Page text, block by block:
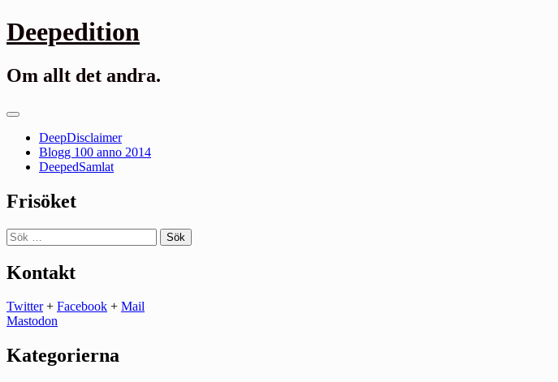
Gå
till
Deepedition
Om allt det andra.
Primär
DeepDisclaimer
Blogg 100 anno 2014
DeepedSamlat
Frisöket
Sök
efter:
Kontakt
Twitter+ Facebook + Mail
Mastodon
Kategorierna